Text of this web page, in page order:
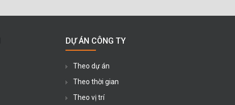
DỰ ÁN CÔNG TY
Theo dự án
Theo thời gian
Theo vị trí